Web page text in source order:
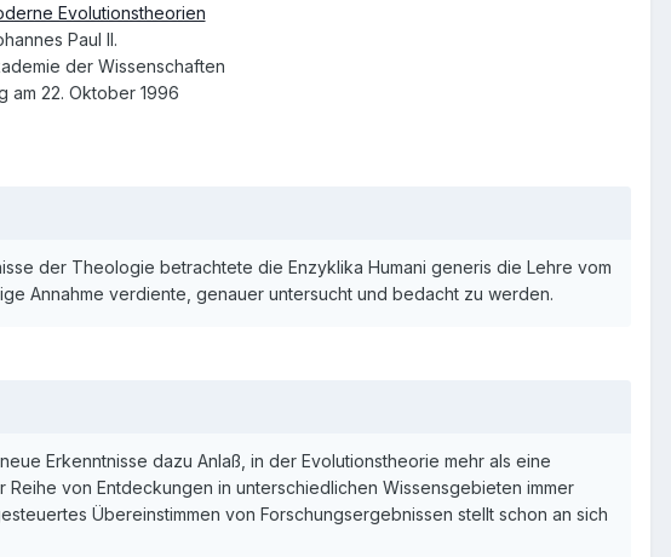
Evolutionstheorien
Paul II.
der Wissenschaften
am 22. Oktober 1996
der Theologie betrachtete die Enzyklika Humani generis die Lehre vom
Annahme verdiente, genauer untersucht und bedacht zu werden.
Erkenntnisse dazu Anlaß, in der Evolutionstheorie mehr als eine
von Entdeckungen in unterschiedlichen Wissensgebieten immer
Übereinstimmen von Forschungsergebnissen stellt schon an sich